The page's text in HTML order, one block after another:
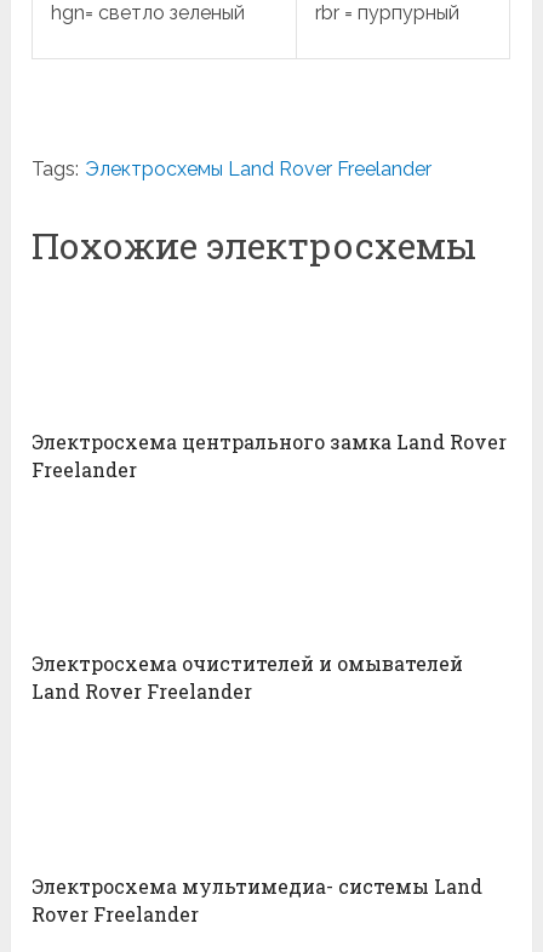
hgn= светло зеленый rbr = пурпурный
Tags: Электросхемы Land Rover Freelander
Похожие электросхемы
Электросхема центрального замка Land Rover
Freelander
Электросхема очистителей и омывателей
Land Rover Freelander
Электросхема мультимедиа- системы Land
Rover Freelander